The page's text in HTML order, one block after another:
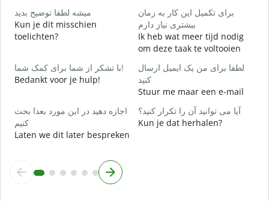
میشه لطفا توضیح بدید
Kun je dit misschien
toelichten?
برای تکمیل این کار به زمان
بیشتری نیاز دارم
Ik heb wat meer tijd nodig
om deze taak te voltooien
با تشکر از شما برای کمک شما!
Bedankt voor je hulp!
لطفا برای من یک ایمیل ارسال
کنید
Stuur me maar een e-mail
اجازه دهید در این مورد بعدا بحث
کنیم
Laten we dit later bespreken
آیا می توانید آن را تکرار کنید؟
Kun je dat herhalen?